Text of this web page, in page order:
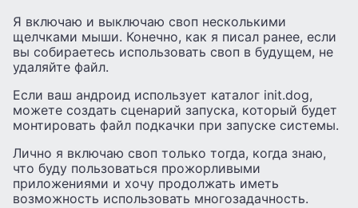
Я включаю и выключаю своп несколькими
щелчками мыши. Конечно, как я писал ранее, если
вы собираетесь использовать своп в будущем, не
удаляйте файл.
Если ваш андроид использует каталог init.dog,
можете создать сценарий запуска, который будет
монтировать файл подкачки при запуске системы.
Лично я включаю своп только тогда, когда знаю,
что буду пользоваться прожорливыми
приложениями и хочу продолжать иметь
возможность использовать многозадачность.